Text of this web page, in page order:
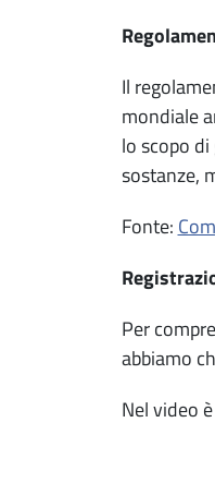
Il
mondiale
lo scopo
sostanze,
Fonte:
Per
abbiamo
Nel video